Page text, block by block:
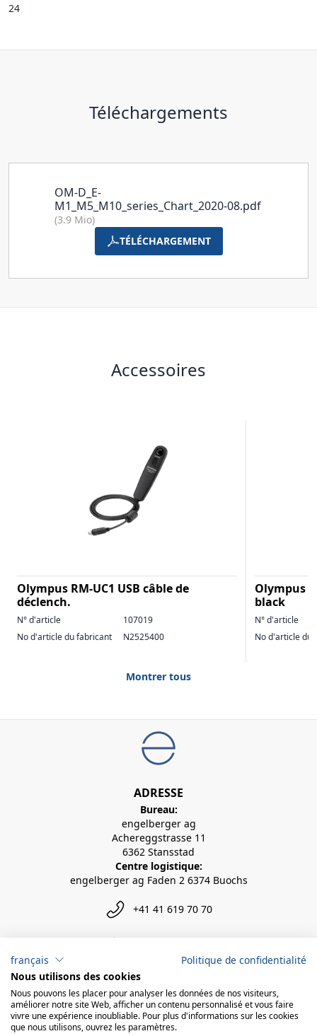
24
Téléchargements
OM-D_E-
M1_M5_M10_series_Chart_2020-08.pdf
(3.9 Mio)
TÉLÉCHARGEMENT
Accessoires
Olympus RM-UC1 USB câble de
déclench.
N° d'article
107019
No d'article du fabricant
N2525400
Olympus
black
N° d'article
No d'article du
Montrer tous
ADRESSE
Bureau:
engelberger ag
Achereggstrasse 11
6362 Stansstad
Centre logistique:
engelberger ag Faden 2 6374 Buochs
+41 41 619 70 70
français
Politique de confidentialité
Nous utilisons des cookies
Nous pouvons les placer pour analyser les données de nos visiteurs,
améliorer notre site Web, afficher un contenu personnalisé et vous faire
vivre une expérience inoubliable. Pour plus d'informations sur les cookies
que nous utilisons, ouvrez les paramètres.